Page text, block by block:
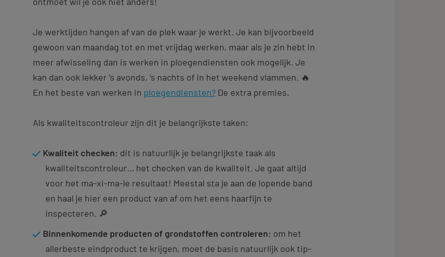
Je werktijden hangen af van de plek waar je werkt. Je kan bijvoorbeeld
gewoon van maandag tot en met vrijdag werken, maar als je zin hebt in
meer afwisseling dan is werken in ploegendiensten ook mogelijk. Je
kan dan ook lekker ‘s avonds, ‘s nachts of in het weekend vlammen. 🔥
En het beste van werken in ploegendiensten?De extra premies.
Als kwaliteitscontroleur zijn dit je belangrijkste taken:
Kwaliteit checken: dit is natuurlijk je belangrijkste taak als
kwaliteitscontroleur… het checken van de kwaliteit. Je gaat altijd
voor het ma-xi-ma-le resultaat! Meestal sta je aan de lopende band
en haal je hier een product van af om het eens haarfijn te
inspecteren. 🔎
Binnenkomende producten of grondstoffen controleren: om het
allerbeste eindproduct te krijgen, moet de basis natuurlijk ook tip-